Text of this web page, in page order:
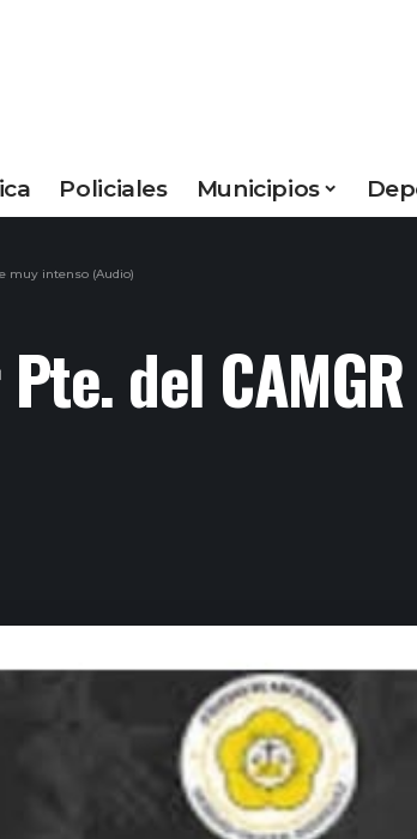
Policiales Municipios
muy intenso (Audio)
del